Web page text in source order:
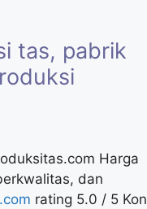
tas, pabrik
Harga
dan
rating 5.0 / 5